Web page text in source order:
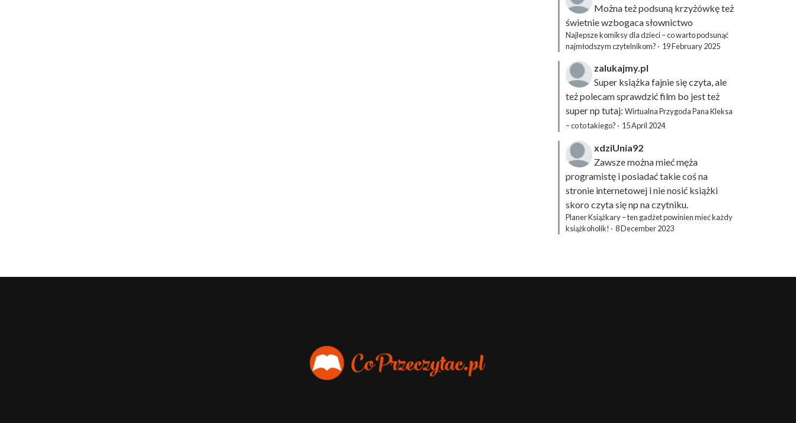
Można też podsuną krzyżówkęteż
świetnie wzbogaca słownictwo
Najlepsze komiksy dla dzieci – co warto podsunąć
najmłodszym czytelnikom? · 19 February 2025
zalukajmy.pl
Super książka fajnie się czyta, ale
też polecam sprawdzić film bo jest też
super np tutaj: Wirtualna Przygoda Pana Kleksa
– co to takiego? · 15 April 2024
xdziUnia92
Zawsze można mieć męża
programistę i posiadać takie coś na
stronie internetowej i nie nosić książki
skoro czyta się np na czytniku.
Planer Książkary – ten gadżet powinien mieć każdy
książkoholik! · 8 December 2023